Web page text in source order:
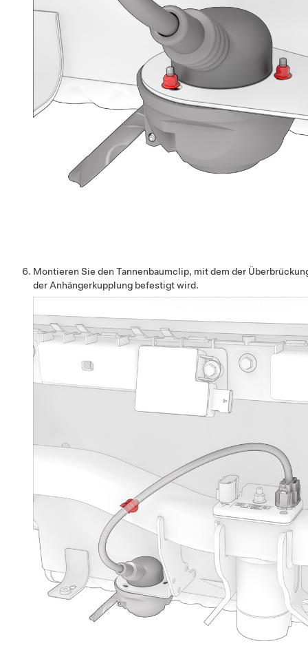
Montieren Sie den Tannenbaumclip, mit dem der
der Anhängerkupplung befestigt wird.